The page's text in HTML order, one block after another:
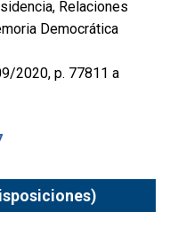
Relaciones
Democrática
2020, p. 77811 a